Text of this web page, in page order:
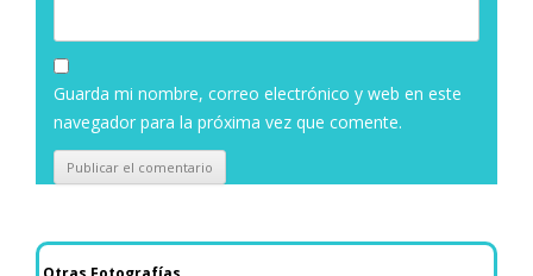
Guarda mi nombre, correo electrónico y web en este
navegador para la próxima vez que comente.